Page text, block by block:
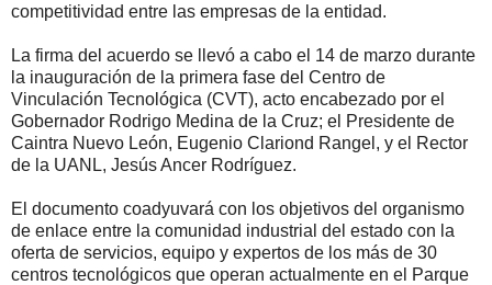
competitividad entre las empresas de la entidad.
La firma del acuerdo se llevó a cabo el 14 de marzo durante
la inauguración de la primera fase del Centro de
Vinculación Tecnológica (CVT), acto encabezado por el
Gobernador Rodrigo Medina de la Cruz; el Presidente de
Caintra Nuevo León, Eugenio Clariond Rangel, y el Rector
de la UANL, Jesús Ancer Rodríguez.
El documento coadyuvará con los objetivos del organismo
de enlace entre la comunidad industrial del estado con la
oferta de servicios, equipo y expertos de los más de 30
centros tecnológicos que operan actualmente en el Parque